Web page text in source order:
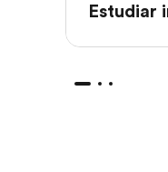
Estudiar